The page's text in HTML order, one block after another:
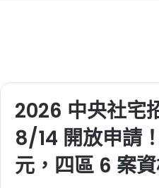
2026 中央社宅
8/14 開放申請
元，四區 6 案